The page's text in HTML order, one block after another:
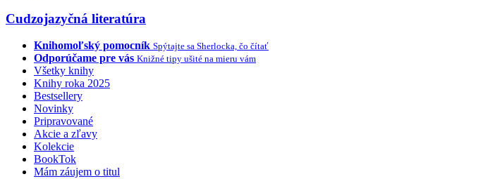
Cudzojazyčná literatúra
Knihomoľský pomocník Spýtajte sa Sherlocka, čo čítať
Odporúčame pre vás Knižné tipy ušité na mieru vám
Všetky knihy
Knihy roka 2025
Bestsellery
Novinky
Pripravované
Akcie a zľavy
Kolekcie
BookTok
Mám záujem o titul